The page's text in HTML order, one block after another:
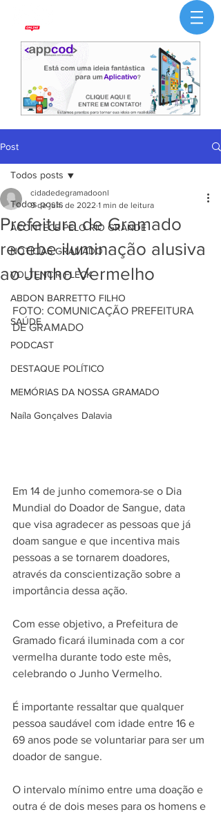
Post
Todos posts
ACONTECE PELO RIO GRANDE
NOTÍCIAS GRAMADO
VOLTENCIR FLECK
ABDON BARRETTO FILHO
SAÚDE
PODCAST
DESTAQUE POLÍTICO
MEMÓRIAS DA NOSSA GRAMADO
Naíla Gonçalves Dalavia
Todos posts
Prefeitura de Gramado
recebe iluminação alusiva
ao Junho Vermelho
cidadedegramadoonl
9 de jun. de 2022 1 min de leitura
FOTO: COMUNICAÇÃO PREFEITURA
DE GRAMADO
Em 14 de junho comemora-se o Dia
Mundial do Doador de Sangue, data
que visa agradecer as pessoas que já
doam sangue e que incentiva mais
pessoas a se tornarem doadores,
através da conscientização sobre a
importância dessa ação.
Com esse objetivo, a Prefeitura de
Gramado ficará iluminada com a cor
vermelha durante todo este mês,
celebrando o Junho Vermelho.
É importante ressaltar que qualquer
pessoa saudável com idade entre 16 e
69 anos pode se voluntariar para ser um
doador de sangue.
O intervalo mínimo entre uma doação e
outra é de dois meses para os homens e